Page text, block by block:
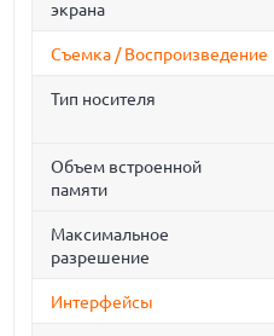
экрана
Съемка / Воспроизведение
Тип носителя
Объем встроенной
памяти
Максимальное
разрешение
Интерфейсы